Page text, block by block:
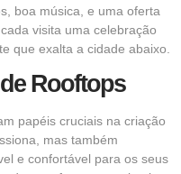
boa música, e uma oferta
visita uma celebração
que exalta a cidade abaixo.
Rooftops
papéis cruciais na criação
mas também
e confortável para os seus